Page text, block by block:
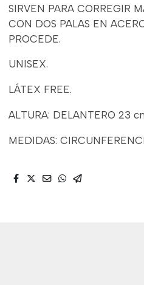
SIRVEN PARA CORREGIR
CON DOS PALAS EN
PROCEDE.
UNISEX.
LÁTEX FREE.
ALTURA: DELANTERO 23
MEDIDAS: